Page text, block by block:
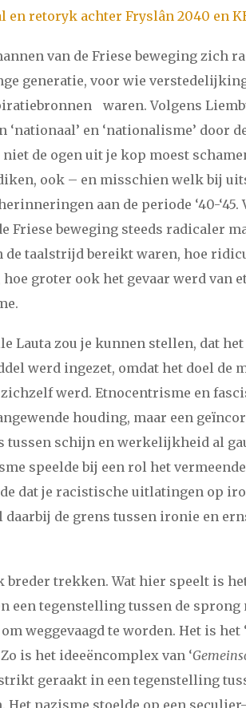
retoryk achter Fryslân 2040 en
van de Friese beweging zich
generatie, voor wie
waren. Volgens
en ‘nationalisme’ door
de ogen uit je kop moest
ook – en misschien welk bij
aan de periode ‘40-‘45.
Friese beweging steeds radicaler
de taalstrijd bereikt waren, hoe
groter ook het gevaar werd van
Lauta zou je kunnen stellen, dat
werd ingezet, omdat het doel de
werd. Etnocentrisme en
houding, maar een
tussen schijn en werkelijkheid al
speelde bij een rol het
dat je racistische uitlatingen op
de grens tussen ironie en
breder trekken. Wat hier speelt is
een tegenstelling tussen de sprong
weggevaagd te worden. Het is het
is het ideeëncomplex van ‘
geraakt in een tegenstelling